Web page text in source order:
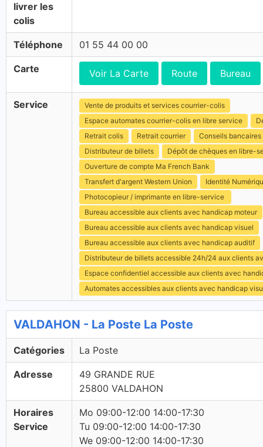
livrer les
colis
Téléphone 01 55 44 00 00
Carte Voir La Carte Route Bureau
Service
Vente de produits et services courrier-colis
Espace automates courrier-colis en libre service
Retrait colis
Retrait courrier
Conseils bancaires
Distributeur de billets
Dépôt de chèques en libre-
Ouverture de compte Ma French Bank
Transfert d'argent Western Union
Identité
Photocopieur / imprimante en libre-service
Bureau accessible aux clients avec handicap moteur
Bureau accessible aux clients avec handicap visuel
Bureau accessible aux clients avec handicap auditif
Distributeur de billets accessible 24h/24 aux clients
Espace confidentiel accessible aux clients avec
Automates accessibles aux clients avec handicap
VALDAHON - La Poste La Poste
Catégories La Poste
Adresse
49 GRANDE RUE
25800 VALDAHON
Horaires
Service
Mo 09:00-12:00 14:00-17:30
Tu 09:00-12:00 14:00-17:30
We 09:00-12:00 14:00-17:30